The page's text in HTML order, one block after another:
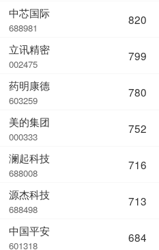
中芯国际
688981
立讯精密
002475
药明康德
603259
美的集团
000333
澜起科技
688008
源杰科技
688498
中国平安
601318
820
799
780
752
716
713
684